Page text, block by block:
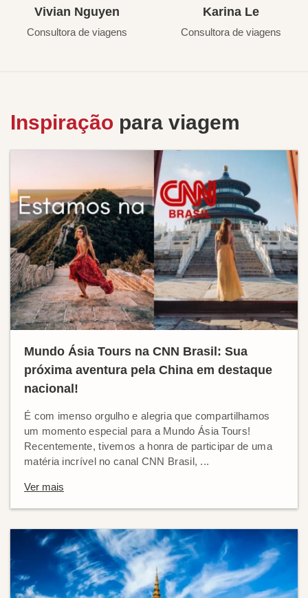
Vivian Nguyen
Consultora de viagens
Karina Le
Consultora de viagens
Inspiração para viagem
Mundo Ásia Tours na CNN Brasil: Sua
próxima aventura pela China em destaque
nacional!
É com imenso orgulho e alegria que compartilhamos
um momento especial para a Mundo Ásia Tours!
Recentemente, tivemos a honra de participar de uma
matéria incrível no canal CNN Brasil, ...
Ver mais